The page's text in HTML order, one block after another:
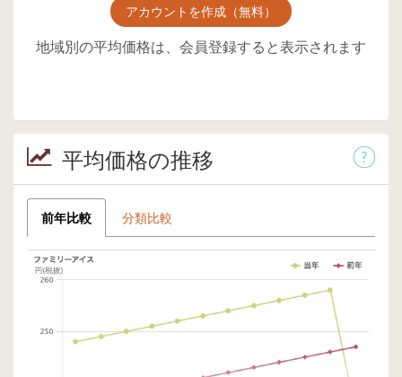
アカウントを作成（無料）
地域別の平均価格は、会員登録すると表示されます
平均価格の推移
前年比較 分類比較